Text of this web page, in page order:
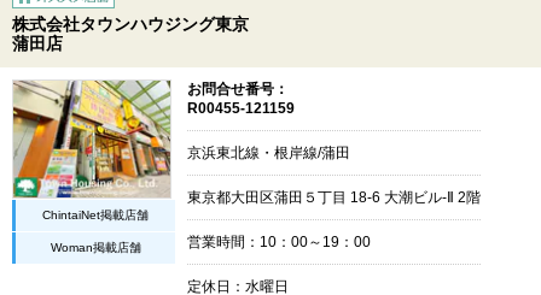
株式会社タウンハウジング東京
蒲田店
ChintaiNet掲載店舗
Woman掲載店舗
お問合せ番号：
R00455-121159
京浜東北線・根岸線/蒲田
東京都大田区蒲田５丁目 18-6 大潮ビル-Ⅱ 2階
営業時間：10：00～19：00
定休日：水曜日